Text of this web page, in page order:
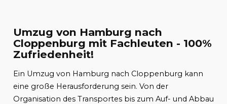
Umzug von Hamburg nach
Cloppenburg mit Fachleuten - 100%
Zufriedenheit!
Ein Umzug von Hamburg nach Cloppenburg kann
eine große Herausforderung sein. Von der
Organisation des Transportes bis zum Auf- und Abbau